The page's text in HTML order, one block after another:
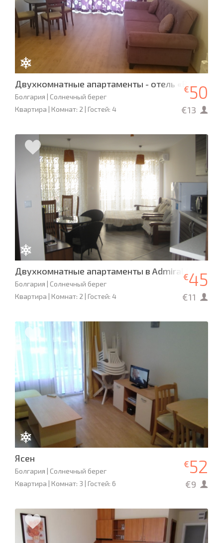
Двухкомнатные апартаменты - отель «Вавилон»
Болгария | Солнечный берег
Квартира | Комнат: 2 | Гостей: 4
€50
€13
Двухкомнатные апартаменты в Admiral Plaza
Болгария | Солнечный берег
Квартира | Комнат: 2 | Гостей: 4
€45
€11
Ясен
Болгария | Солнечный берег
Квартира | Комнат: 3 | Гостей: 6
€52
€9